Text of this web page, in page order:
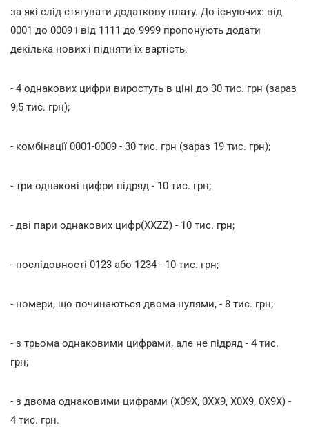
за які слід стягувати додаткову плату. До існуючих: від
0001 до 0009 і від 1111 до 9999 пропонують додати
декілька нових і підняти їх вартість:
- 4 однакових цифри виростуть в ціні до 30 тис. грн (зараз
9,5 тис. грн);
- комбінації 0001-0009 - 30 тис. грн (зараз 19 тис. грн);
- три однакові цифри підряд - 10 тис. грн;
- дві пари однакових цифр(XXZZ) - 10 тис. грн;
- послідовності 0123 або 1234 - 10 тис. грн;
- номери, що починаються двома нулями, - 8 тис. грн;
- з трьома однаковими цифрами, але не підряд - 4 тис.
грн;
- з двома однаковими цифрами (X09X, 0XX9, X0X9, 0X9X) -
4 тис. грн.